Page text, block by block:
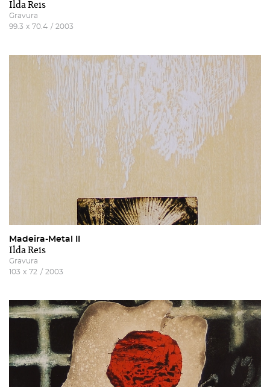
Ilda Reis
Gravura
99.3 x 70.4 / 2003
Madeira-Metal II
Ilda Reis
Gravura
103 x 72 / 2003